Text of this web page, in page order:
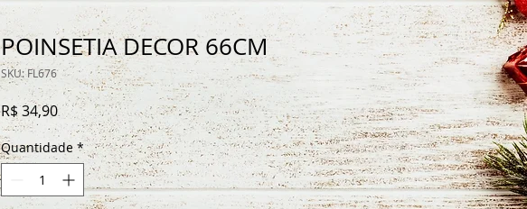
POINSETIA DECOR 66CM
SKU: FL676
R$ 34,90Preço
Quantidade *